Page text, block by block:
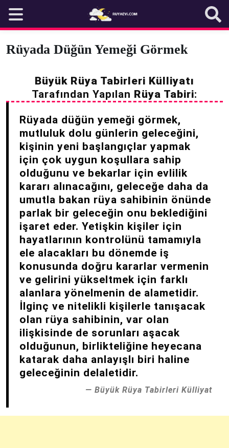
content
Rüyada Düğün Yemeği Görmek
Büyük Rüya Tabirleri Külliyatı
Tarafından Yapılan Rüya Tabiri:
Rüyada düğün yemeği görmek,
mutluluk dolu günlerin geleceğini,
kişinin yeni başlangıçlar yapmak
için çok uygun koşullara sahip
olduğunu ve bekarlar için evlilik
kararı alınacağını, geleceğe daha da
umutla bakan rüya sahibinin önünde
parlak bir geleceğin onu beklediğini
işaret eder. Yetişkin kişiler için
hayatlarının kontrolünü tamamıyla
ele alacakları bu dönemde iş
konusunda doğru kararlar vermenin
ve gelirini yükseltmek için farklı
alanlara yönelmenin de alametidir.
İlginç ve nitelikli kişilerle tanışacak
olan rüya sahibinin, var olan
ilişkisinde de sorunları aşacak
olduğunun, birlikteliğine heyecana
katarak daha anlayışlı biri haline
geleceğinin delaletidir.
Büyük Rüya Tabirleri Külliyat